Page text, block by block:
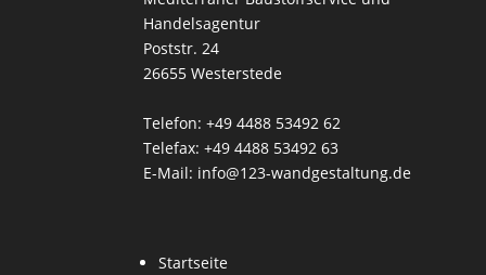
Handelsagentur
Poststr. 24
26655 Westerstede
Telefon: +49 4488 53492 62
Telefax: +49 4488 53492 63
E-Mail: info@123-wandgestaltung.de
Startseite